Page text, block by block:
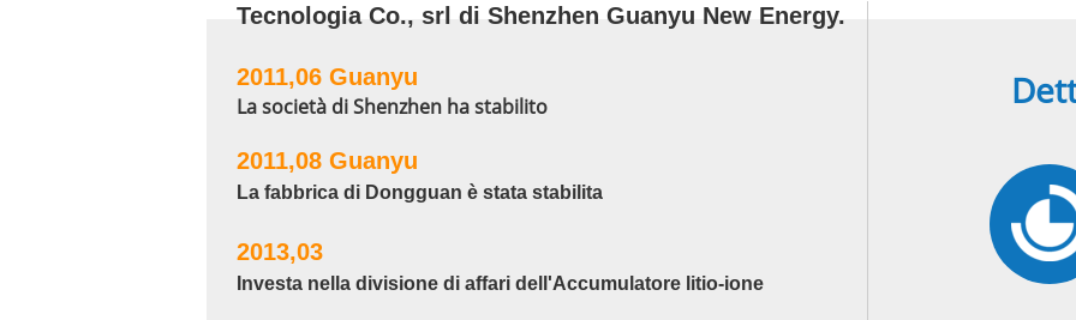
Tecnologia Co., srl di Shenzhen Guanyu New Energy.
2011,06 Guanyu
La società di Shenzhen ha stabilito
2011,08 Guanyu
La fabbrica di Dongguan è stata stabilita
2013,03
Investa nella divisione di affari dell'Accumulatore litio-ione